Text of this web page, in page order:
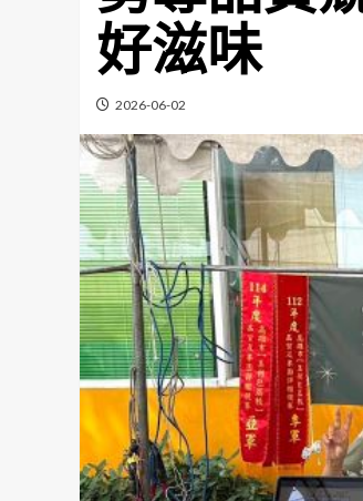
好滋味
2026-06-02